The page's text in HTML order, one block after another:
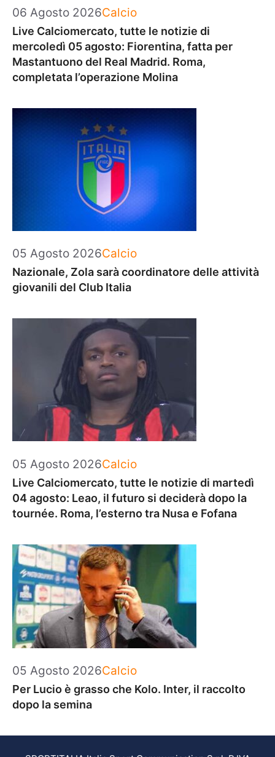
06 Agosto 2026Categorie
Calcio
Live Calciomercato, tutte le notizie di
mercoledì 05 agosto: Fiorentina, fatta per
Mastantuono del Real Madrid. Roma,
completata l’operazione Molina
05 Agosto 2026Categorie
Calcio
Nazionale, Zola sarà coordinatore delle attività
giovanili del Club Italia
05 Agosto 2026Categorie
Calcio
Live Calciomercato, tutte le notizie di martedì
04 agosto: Leao, il futuro si deciderà dopo la
tournée. Roma, l’esterno tra Nusa e Fofana
05 Agosto 2026Categorie
Calcio
Per Lucio è grasso che Kolo. Inter, il raccolto
dopo la semina